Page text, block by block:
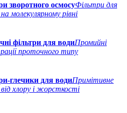
зворотного осмосуФільтри для
молекулярному рівні
фільтри для водиПромийні
проточного типу
глечики для водиПримітивне
хлору і жорсткості